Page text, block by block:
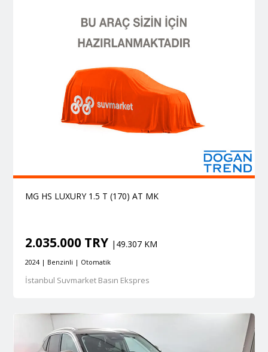
MG HS LUXURY 1.5 T (170) AT MK
2.035.000 TRY |49.307 KM
2024 | Benzinli | Otomatik
İstanbul Suvmarket Basın Ekspres